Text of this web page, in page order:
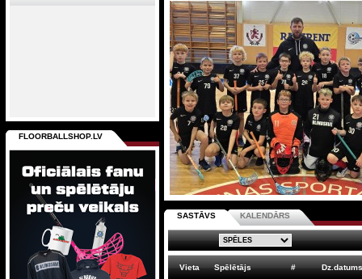
SASTĀVS KALENDĀRS
Vieta Spēlētājs # Dz.datums
FLOORBALLSHOP.LV